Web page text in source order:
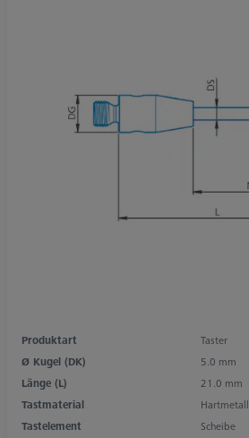
Produktart
Taster
Ø Kugel (DK)
5.0 mm
Länge (L)
21.0 mm
Tastmaterial
Hartmetall
Tastelement
Scheibe